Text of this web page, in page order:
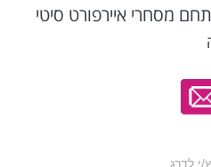
מסחרי איירפורט סיטי